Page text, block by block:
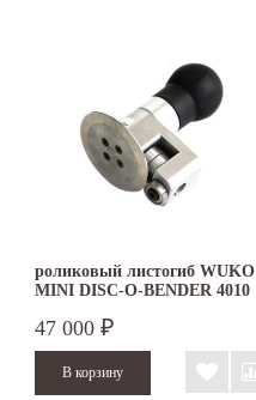
роликовый листогиб WUKO
MINI DISC-O-BENDER 4010
47 000 ₽